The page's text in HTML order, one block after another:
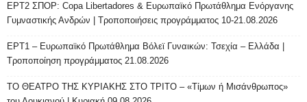
ΕΡΤ2 ΣΠΟΡ: Copa Libertadores & Ευρωπαϊκό Πρωτάθλημα Ενόργανης
Γυμναστικής Ανδρών | Τροποποιήσεις προγράμματος 10-21.08.2026
ΕΡΤ1 – Ευρωπαϊκό Πρωτάθλημα Βόλεϊ Γυναικών: Τσεχία – Ελλάδα |
Τροποποίηση προγράμματος 21.08.2026
ΤΟ ΘΕΑΤΡΟ ΤΗΣ ΚΥΡΙΑΚΗΣ ΣΤΟ ΤΡΙΤΟ – «Τίμων ή Μισάνθρωπος»